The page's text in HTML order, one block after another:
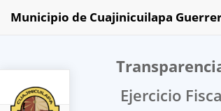
Municipio de Cuajinicuilapa
Ejercicio